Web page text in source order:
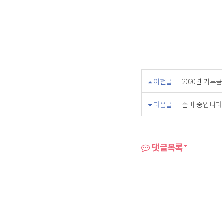
이전글 2020년 기부
다음글 준비 중입니다
댓글목록